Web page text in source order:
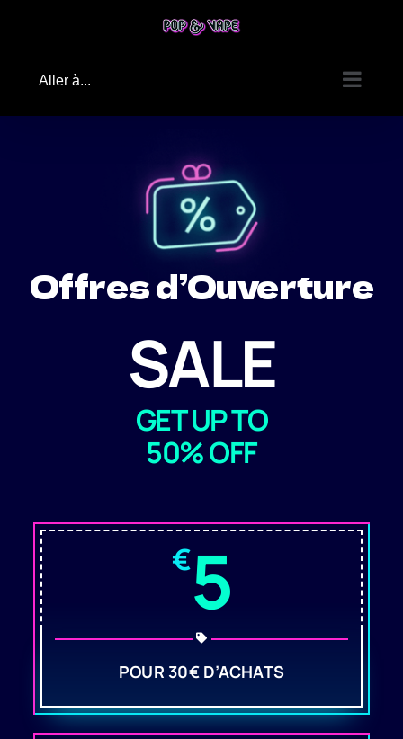
Aller à...
Offres d’Ouverture
SALE
GET UP TO
50% OFF
€5
POUR 30€ D’ACHATS